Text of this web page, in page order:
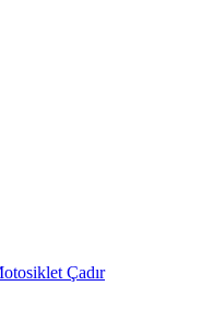
Çadır